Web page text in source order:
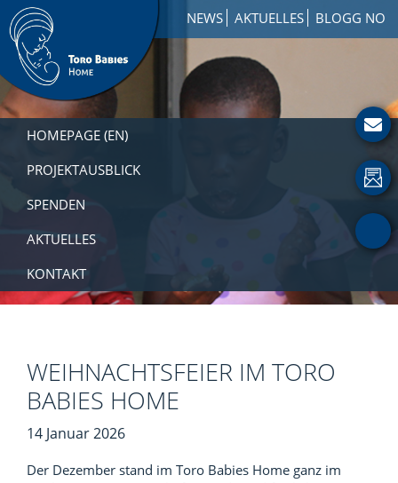
Zur
Hauptnavigation
springen
Skip
to
main
content
Zur
Fußzeile
springen
NEWS AKTUELLES BLOGG NO
Toro
Babies
Home
How
Involved
HOMEPAGE (EN)
PROJEKTAUSBLICK
SPENDEN
AKTUELLES
KONTAKT
WEIHNACHTSFEIER IM TORO
BABIES HOME
14 Januar 2026
Der Dezember stand im Toro Babies Home ganz im